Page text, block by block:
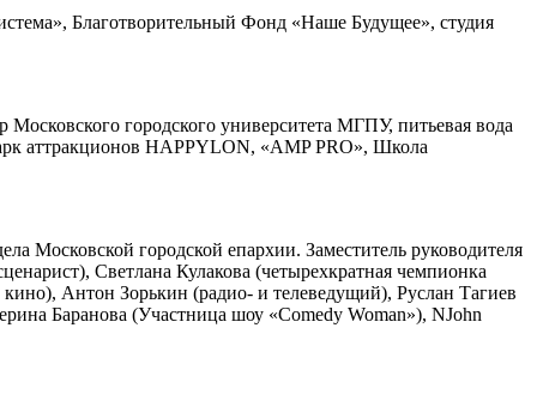
Благотворительный Фонд «Наше Будущее», студия
городского университета МГПУ, питьевая вода
аттракционов HAPPYLON, «AMP PRO», Школа
городской епархии. Заместитель руководителя
Светлана Кулакова (четырехкратная чемпионка
Антон Зорькин (радио- и телеведущий), Руслан Тагиев
Баранова (Участница шоу «Comedy Woman»), NJohn